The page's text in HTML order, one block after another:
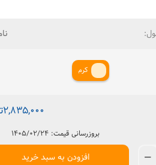
کرم
2,835,000
بروزرسانی قیمت: ۱۴۰۵/۰۲/۲۴
افزودن به سبد خرید